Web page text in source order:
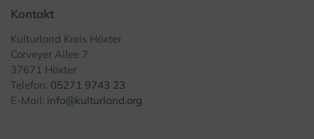
Kontakt
Kulturland Kreis Höxter
Corveyer Allee 7
37671 Höxter
Telefon: 05271 9743 23
E-Mail: info@kulturland.org